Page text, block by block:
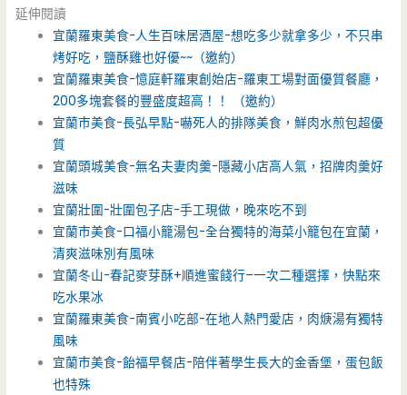
333
延伸閱讀
宜蘭羅東美食-人生百味居酒屋-想吃多少就拿多少，不只串
烤好吃，鹽酥雞也好優~~（邀約）
宜蘭羅東美食-憶庭軒羅東創始店-羅東工場對面優質餐廳，
200多塊套餐的豐盛度超高！！ （邀約）
宜蘭市美食-長弘早點-嚇死人的排隊美食，鮮肉水煎包超優
質
宜蘭頭城美食-無名夫妻肉羹-隱藏小店高人氣，招牌肉羹好
滋味
宜蘭壯圍-壯圍包子店-手工現做，晚來吃不到
宜蘭市美食-口福小籠湯包-全台獨特的海菜小籠包在宜蘭，
清爽滋味別有風味
宜蘭冬山-春記麥芽酥+順進蜜餞行–一次二種選擇，快點來
吃水果冰
宜蘭羅東美食-南賓小吃部-在地人熱門愛店，肉焿湯有獨特
風味
宜蘭市美食-飴福早餐店-陪伴著學生長大的金香堡，蛋包飯
也特殊